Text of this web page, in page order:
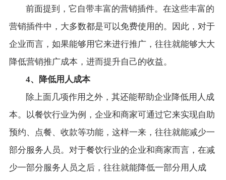
前面提到，它自带丰富的营销插件。在这些丰富的
营销插件中，大多数都是可以免费使用的。因此，对于
企业而言，如果能够用它来进行推广，往往就能够大大
降低营销推广成本，进而提升自己的收益。
4、降低用人成本
除上面几项作用之外，其还能帮助企业降低用人成
本。以餐饮行业为例，企业和商家可通过它来实现自助
预约、点餐、收款等功能，这样一来，往往就能减少一
部分服务人员。对于餐饮行业的企业和商家而言，在减
少一部分服务人员之后，往往就能降低一部分用人成